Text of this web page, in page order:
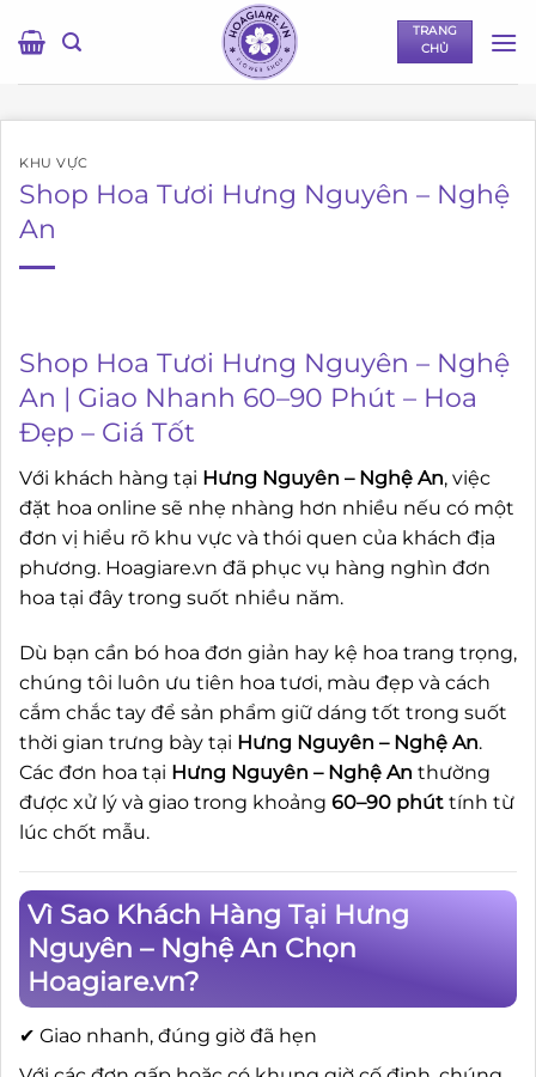
qua
TRANG
CHỦ
KHU VỰC
Shop Hoa Tươi Hưng Nguyên – Nghệ
An
Shop Hoa Tươi Hưng Nguyên – Nghệ
An | Giao Nhanh 60–90 Phút – Hoa
Đẹp – Giá Tốt
Với khách hàng tại Hưng Nguyên – Nghệ An, việc
đặt hoa online sẽ nhẹ nhàng hơn nhiều nếu có một
đơn vị hiểu rõ khu vực và thói quen của khách địa
phương. Hoagiare.vn đã phục vụ hàng nghìn đơn
hoa tại đây trong suốt nhiều năm.
Dù bạn cần bó hoa đơn giản hay kệ hoa trang trọng,
chúng tôi luôn ưu tiên hoa tươi, màu đẹp và cách
cắm chắc tay để sản phẩm giữ dáng tốt trong suốt
thời gian trưng bày tại Hưng Nguyên – Nghệ An.
Các đơn hoa tại Hưng Nguyên – Nghệ An thường
được xử lý và giao trong khoảng 60–90 phút tính từ
lúc chốt mẫu.
Vì Sao Khách Hàng Tại Hưng
Nguyên – Nghệ An Chọn
Hoagiare.vn?
✔ Giao nhanh, đúng giờ đã hẹn